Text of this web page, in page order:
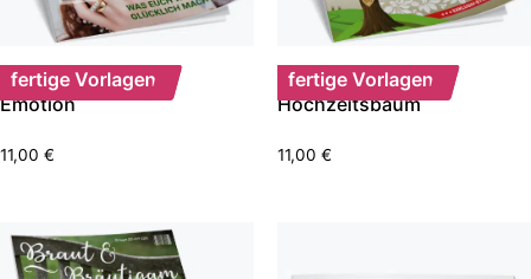
fertige Vorlagen
Emotion
11,00 €
fertige Vorlagen
Hochzeitsbaum
11,00 €